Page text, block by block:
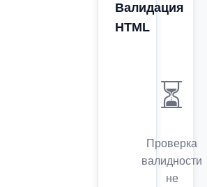
Валидация
HTML
⏳
Проверка
валидности
не